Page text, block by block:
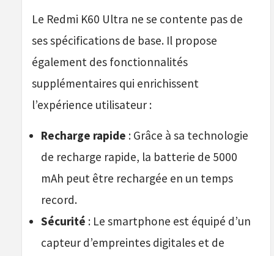
Le Redmi K60 Ultra ne se contente pas de
ses spécifications de base. Il propose
également des fonctionnalités
supplémentaires qui enrichissent
l’expérience utilisateur :
Recharge rapide : Grâce à sa technologie
de recharge rapide, la batterie de 5000
mAh peut être rechargée en un temps
record.
Sécurité : Le smartphone est équipé d’un
capteur d’empreintes digitales et de